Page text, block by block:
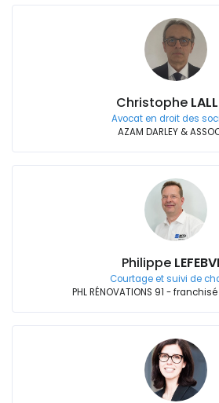
Christophe
Avocat en droit des
AZAM DARLEY &
Philippe
Courtage et suivi de
PHL RÉNOVATIONS 91 -